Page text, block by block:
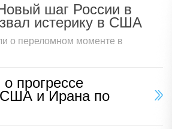
шаг России в
истерику в США
о переломном моменте в
прогрессе
США и Ирана по